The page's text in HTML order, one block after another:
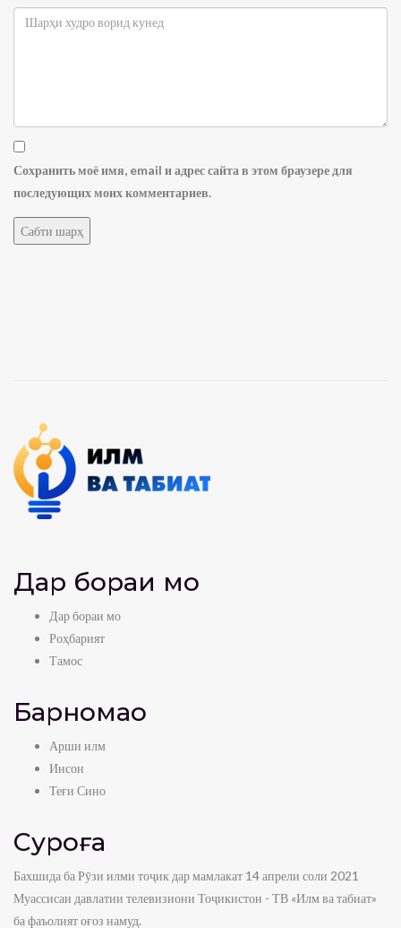
Сохранить моё имя, email и адрес сайта в этом браузере для
последующих моих комментариев.
Дар бораи мо
Дар бораи мо
Роҳбарият
Тамос
Барномаҳо
Арши илм
Инсон
Теғи Сино
Суроға
Бахшида ба Рӯзи илми тоҷик дар мамлакат 14 апрели соли 2021
Муассисаи давлатии телевизиони Тоҷикистон - ТВ «Илм ва табиат»
ба фаъолият оғоз намуд.